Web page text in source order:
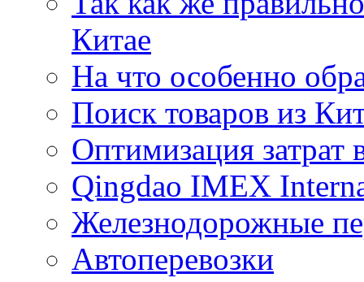
Китае
На что особенно
Поиск товаров из
Оптимизация затрат
Qingdao IMEX
Железнодорожные
Автоперевозки